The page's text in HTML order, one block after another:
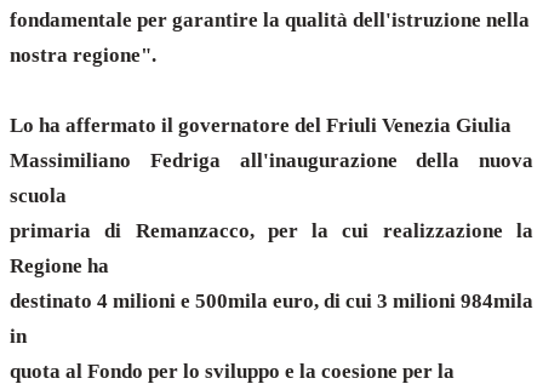
fondamentale per garantire la qualità dell'istruzione nella
nostra regione".
Lo ha affermato il governatore del Friuli Venezia Giulia
Massimiliano Fedriga all'inaugurazione della nuova
scuola
primaria di Remanzacco, per la cui realizzazione la
Regione ha
destinato 4 milioni e 500mila euro, di cui 3 milioni 984mila
in
quota al Fondo per lo sviluppo e la coesione per la